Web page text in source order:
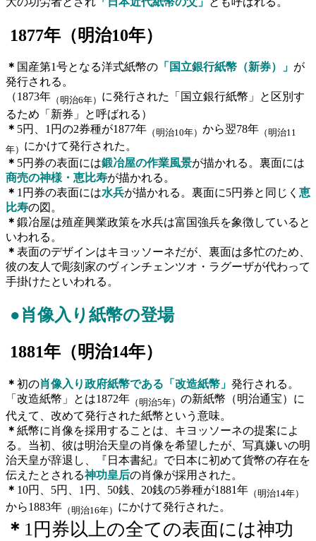
1877年（明治10年）
＊ 国産第1号となる洋式紙幣の 「国立銀行紙幣（新券）」 が
発行される。
（1873年 （明治6年） に発行された「国立銀行紙幣」と区別す
るため「新券」と呼ばれる）
＊ 5円、1円の2券種が1877年 （明治10年） から翌78年 （明治11
年） にかけて発行された。
＊ 5円券の表面には鍛冶屋の作業風景が描かれる。裏面には
商売の神様・恵比寿が描かれる。
＊ 1円券の表面には水兵が描かれる。裏面に5円券と同じく 恵
比寿の図。
＊ 鍛冶屋は殖産興業政策を水兵は富国強兵を象徴していると
いわれる。
＊ 表面のデザインはキヨッソーネだが、裏面は多忙のため、
彼の友人で彫刻家のヴィンチェンツオ・ラグーザが代わって
手掛けたといわれる。
●肖像入り紙幣の登場
1881年（明治14年）
＊ 初の肖像入り政府紙幣である「改造紙幣」 発行される。
「改造紙幣」とは1872年 （明治5年） の新紙幣（明治通宝）に
代えて、改めて発行された紙幣という意味。
＊ 紙幣に肖像を採用することは、キヨッソーネの提案によ
る。当初、彼は明治天皇の肖像を希望したが、写真嫌いの明
治天皇が辞退し、『日本書紀』で日本に初めて貨幣の存在を
伝えたとされる神功皇后の肖像が採用された。
＊ 10円、5円、1円、50銭、20銭の5券種が1881年 （明治14年）
から1883年 （明治16年） にかけて発行された。
＊ 1円券以上の全ての表面には神功